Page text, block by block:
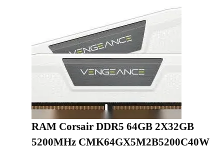
RAM Corsair DDR5 64GB 2X32GB
5200MHz CMK64GX5M2B5200C40W